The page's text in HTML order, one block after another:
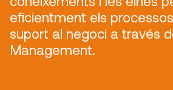
eficientment els
suport al negoci a través
Management.